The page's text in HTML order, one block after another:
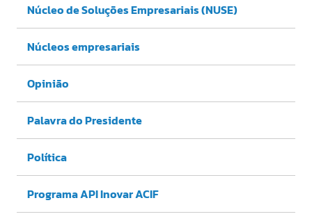
Núcleo de Soluções Empresariais (NUSE)
Núcleos empresariais
Opinião
Palavra do Presidente
Política
Programa API Inovar ACIF